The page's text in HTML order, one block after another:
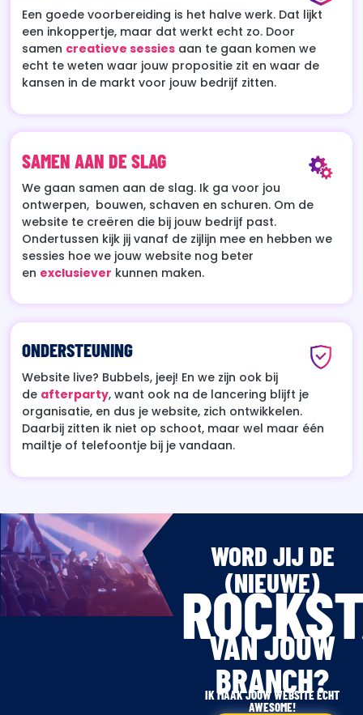
Een goede voorbereiding is het halve werk. Dat lijkt
een inkoppertje, maar dat werkt echt zo. Door
samen creatieve sessiesaan te gaan komen we
echt te weten waar jouw propositie zit en waar de
kansen in de markt voor jouw bedrijf zitten.
SAMEN AAN DE SLAG
We gaan samen aan de slag. Ik ga voor jou
ontwerpen, bouwen, schaven en schuren. Om de
website te creëren die bij jouw bedrijf past.
Ondertussen kijk jij vanaf de zijlijn mee en hebben we
sessies hoe we jouw website nog beter
en exclusiever kunnen maken.
ONDERSTEUNING
Website live? Bubbels, jeej! En we zijn ook bij
de afterparty, want ook na de lancering blijft je
organisatie, en dus je website, zich ontwikkelen.
Daarbij zitten ik niet op schoot, maar wel maar één
mailtje of telefoontje bij je vandaan.
WORD JIJ DE
(NIEUWE)
VAN JOUW
BRANCH?
IK MAAK JOUW WEBSITE ECHT
AWESOME!